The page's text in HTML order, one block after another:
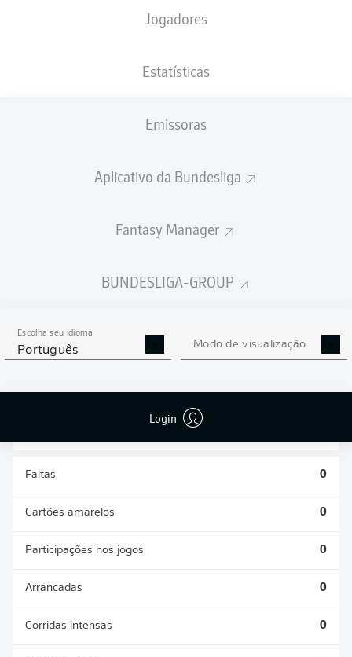
Jogadores
Estatísticas
Emissoras
Aplicativo da Bundesliga
Fantasy Manager
BUNDESLIGA-GROUP
Escolha seu idioma
Português Modo de visualização
Login
ESTATÍSTICAS DA
TEMPORADA 2026/2027
Faltas 0
Cartões amarelos 0
Participações nos jogos 0
Arrancadas 0
Corridas intensas 0